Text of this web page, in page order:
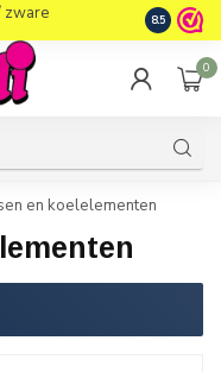
zware 8.5
0
en koelelementen